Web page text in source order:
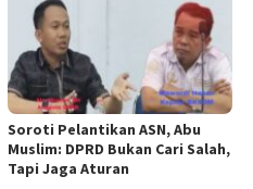
Soroti Pelantikan ASN, Abu
Muslim: DPRD Bukan Cari Salah,
Tapi Jaga Aturan